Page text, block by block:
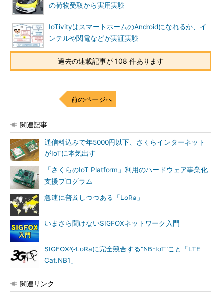
の荷物受取から実用実験
IoTivityはスマートホームのAndroidになれるか、イ
ンテルや関電などが実証実験
過去の連載記事が 108 件あります
前のページへ
関連記事
通信料込みで年5000円以下、さくらインターネット
がIoTに本気出す
「さくらのIoT Platform」利用のハードウェア事業化
支援プログラム
急速に普及しつつある「LoRa」
いまさら聞けないSIGFOXネットワーク入門
SIGFOXやLoRaに完全競合する“NB-IoT”こと「LTE
Cat.NB1」
関連リンク